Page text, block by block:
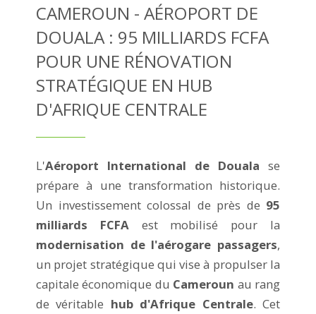
CAMEROUN - AÉROPORT DE
DOUALA : 95 MILLIARDS FCFA
POUR UNE RÉNOVATION
STRATÉGIQUE EN HUB
D'AFRIQUE CENTRALE
L'Aéroport International de Douala se
prépare à une transformation historique.
Un investissement colossal de près de 95
milliards FCFAest mobilisé pour la
modernisation de l'aérogare passagers,
un projet stratégique qui vise à propulser la
capitale économique du Cameroun au rang
de véritable hub d'Afrique Centrale. Cet